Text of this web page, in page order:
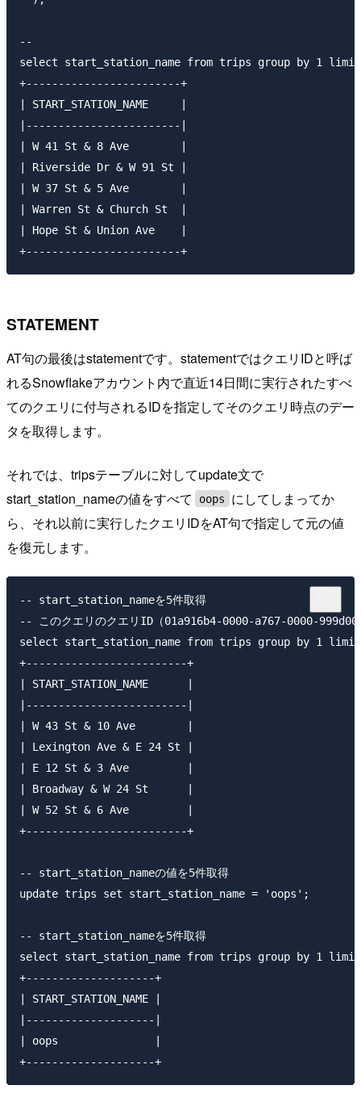
--
select start_station_name from trips group by 1
| START_STATION_NAME     |
|------------------------|
| W 41 St & 8 Ave        |
| Riverside Dr & W 91 St |
| W 37 St & 5 Ave        |
| Warren St & Church St  |
| Hope St & Union Ave    |
STATEMENT
AT句の最後はstatementです。statementではクエリIDと呼ば
れるSnowflakeアカウント内で直近14日間に実行されたすべ
てのクエリに付与されるIDを指定してそのクエリ時点のデー
タを取得します。
それでは、tripsテーブルに対してupdate文で
start_station_nameの値をすべて
oops
にしてしまってか
ら、それ以前に実行したクエリIDをAT句で指定して元の値
を復元します。
-- start_station_nameを5件取得
-- このクエリのクエリID（01a916b4-0000-a767-0000-
select start_station_name from trips group by 1
| START_STATION_NAME      |
|-------------------------|
| W 43 St & 10 Ave        |
| Lexington Ave & E 24 St |
| E 12 St & 3 Ave         |
| Broadway & W 24 St      |
| W 52 St & 6 Ave         |
+-------------------------+
-- start_station_nameの値を5件取得
update trips set start_station_name = 'oops';
-- start_station_nameを5件取得
select start_station_name from trips group by 1
| START_STATION_NAME |
|--------------------|
| oops               |